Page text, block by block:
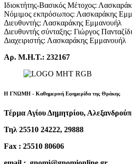
Ιδιοκτήτης-Βασικός Μέτοχος:
Νόμιμος εκπρόσωπος: Λασκαράκης
Διευθυντής: Λασκαράκης Εμμανουήλ
Διευθυντής σύνταξης: Γιώργος
Διαχειριστής: Λασκαράκης Εμμανουήλ
Αρ. Μ.Η.Τ.: 232167
Η ΓΝΩΜΗ - Καθημερινή Εφημερίδα της Θράκης
Τέρμα Αγίου Δημητρίου,
Τηλ 25510 24222, 29888
Fax : 25510 80606